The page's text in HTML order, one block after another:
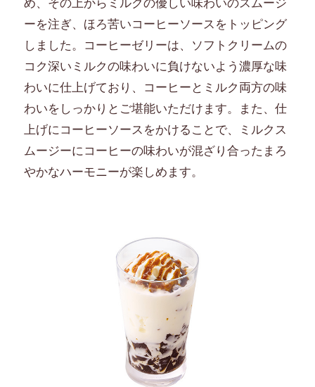
め、その上からミルクの優しい味わいのスムージ
ーを注ぎ、ほろ苦いコーヒーソースをトッピング
しました。コーヒーゼリーは、ソフトクリームの
コク深いミルクの味わいに負けないよう濃厚な味
わいに仕上げており、コーヒーとミルク両方の味
わいをしっかりとご堪能いただけます。また、仕
上げにコーヒーソースをかけることで、ミルクス
ムージーにコーヒーの味わいが混ざり合ったまろ
やかなハーモニーが楽しめます。